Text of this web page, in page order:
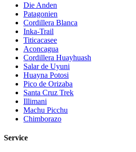
Die Anden
Patagonien
Cordillera Blanca
Inka-Trail
Titicacasee
Aconcagua
Cordillera Huayhuash
Salar de Uyuni
Huayna Potosi
Pico de Orizaba
Santa Cruz Trek
Illimani
Machu Picchu
Chimborazo
Service